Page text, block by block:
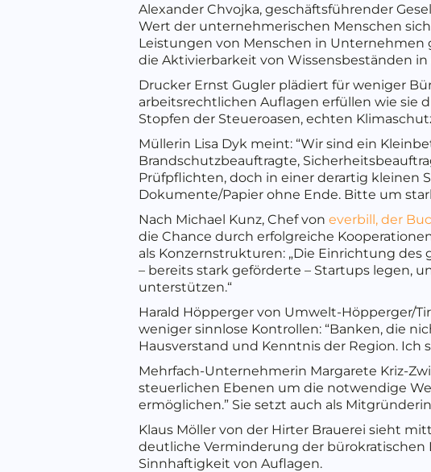
Alexander Chvojka, geschäftsführender
Wert der unternehmerischen Menschen
Leistungen von Menschen in Unternehmen
die Aktivierbarkeit von Wissensbeständen
Drucker Ernst Gugler plädiert für weniger
arbeitsrechtlichen Auflagen erfüllen wie sie
Stopfen der Steueroasen, echten
Müllerin Lisa Dyk meint: “Wir sind ein
Brandschutzbeauftragte,
Prüfpflichten, doch in einer derartig kleinen
Dokumente/Papier ohne Ende. Bitte um
Nach Michael Kunz, Chef von everbill, der
die Chance durch erfolgreiche
als Konzernstrukturen: „Die Einrichtung
– bereits stark geförderte – Startups legen,
unterstützen.“
Harald Höpperger von Umwelt-Höpperger/
weniger sinnlose Kontrollen: “Banken, die
Hausverstand und Kenntnis der Region. Ich
Mehrfach-Unternehmerin Margarete Kriz-
steuerlichen Ebenen um die notwendige
ermöglichen.” Sie setzt auch als
Klaus Möller von der Hirter Brauerei sieht
deutliche Verminderung der bürokratischen
Sinnhaftigkeit von Auflagen.